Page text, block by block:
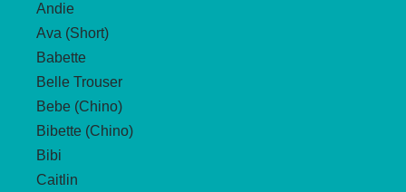
auf
der
Produktseite
gewählt
werden
Andie
Ava (Short)
Babette
Belle Trouser
Bebe (Chino)
Bibette (Chino)
Bibi
Caitlin